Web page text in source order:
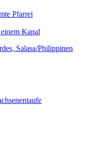
Pfarrei
Kanal
Salasa/Philippinen